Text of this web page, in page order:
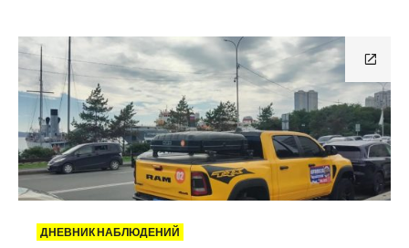
ДНЕВНИК НАБЛЮДЕНИЙ